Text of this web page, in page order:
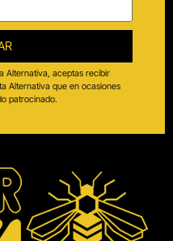
Alternativa, aceptas recibir
Alternativa que en ocasiones
patrocinado.